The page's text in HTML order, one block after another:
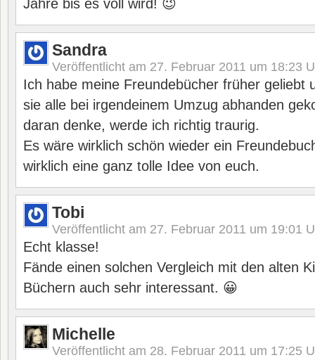
Jahre bis es voll wird! 😉
Sandra
Veröffentlicht am 27. Februar 2011 um 18:23
Ich habe meine Freundebücher früher geliebt
sie alle bei irgendeinem Umzug abhanden
daran denke, werde ich richtig traurig.
Es wäre wirklich schön wieder ein
wirklich eine ganz tolle Idee von euch.
Tobi
Veröffentlicht am 27. Februar 2011 um 19:01
Echt klasse!
Fände einen solchen Vergleich mit den alten
Büchern auch sehr interessant. 😀
Michelle
Veröffentlicht am 28. Februar 2011 um 17:25